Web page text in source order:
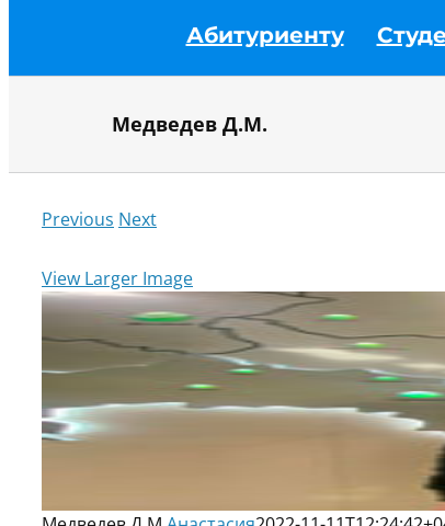
Абитуриенту
Медведев Д.М.
Previous Next
View Larger Image